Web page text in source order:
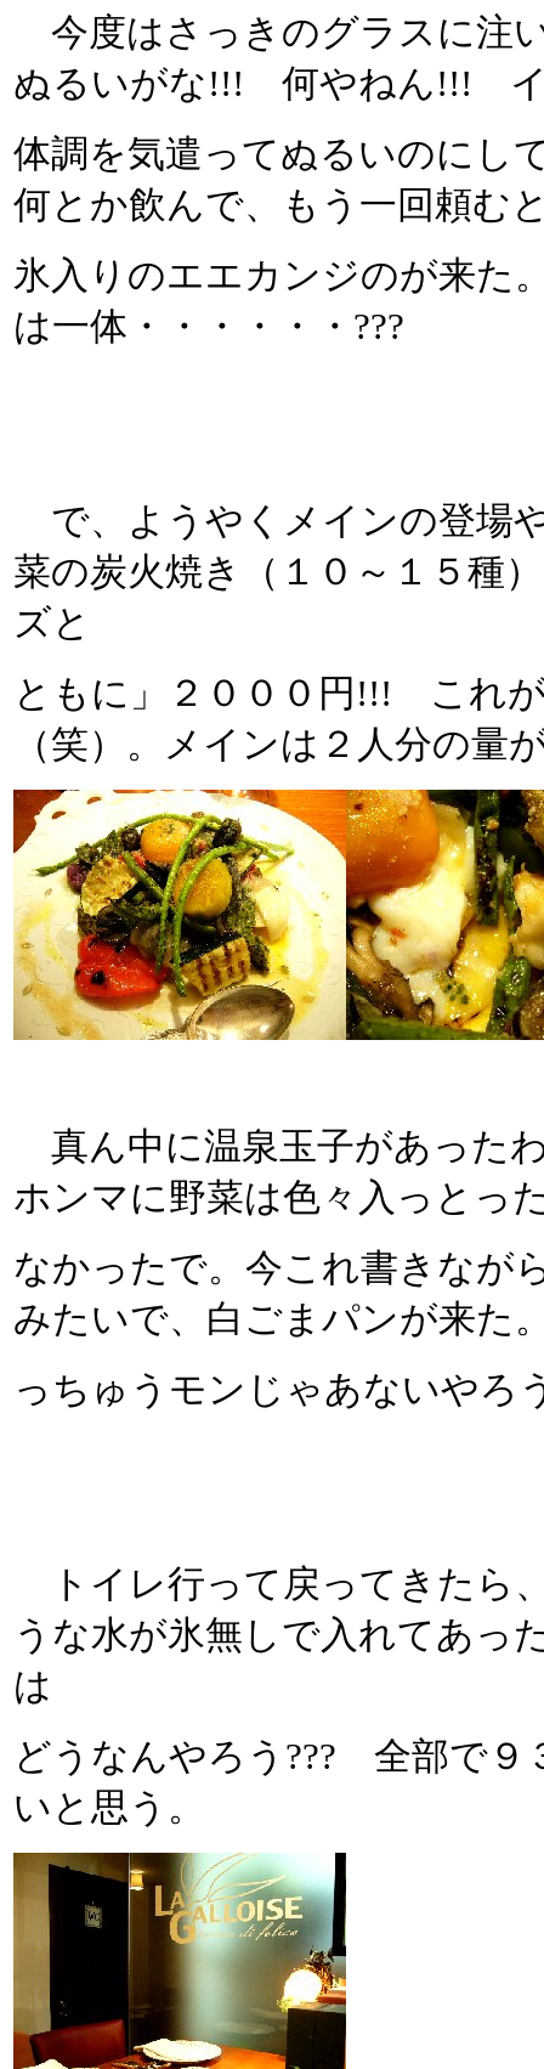
今度はさっきのグラスに注
ぬるいがな!!! 何やねん!!!
体調を気遣ってぬるいのに
何とか飲んで、もう一回頼む
氷入りのエエカンジのが来た
は一体・・・・・・???
で、ようやくメインの登場
菜の炭火焼き（１０～１５
ズと
ともに」２０００円!!! これ
（笑）。メインは２人分の量
真ん中に温泉玉子があった
ホンマに野菜は色々入っとっ
なかったで。今これ書きなが
みたいで、白ごまパンが来た
っちゅうモンじゃあないやろ
トイレ行って戻ってきたら
うな水が氷無しで入れてあっ
は
どうなんやろう??? 全部で９
いと思う。